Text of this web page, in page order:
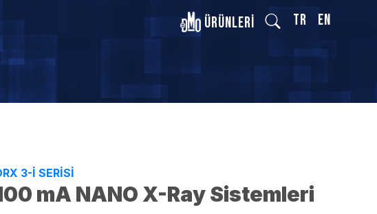
Ürünleri TR EN
3-I SERİSİ
mA NANO X-Ray Sistemleri